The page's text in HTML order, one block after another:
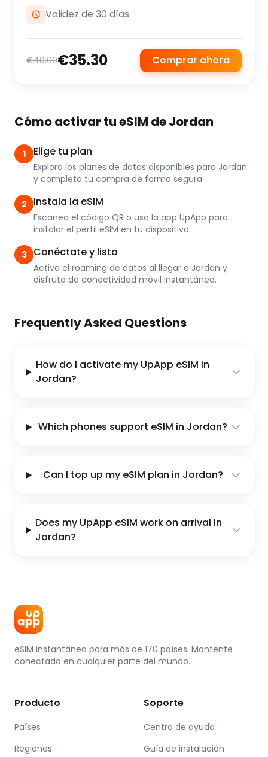
Validez de 30 días
€40.00€35.30 Comprar ahora
Cómo activar tu eSIM de Jordan
1 Elige tu plan
Explora los planes de datos disponibles para Jordan
y completa tu compra de forma segura.
2 Instala la eSIM
Escanea el código QR o usa la app UpApp para
instalar el perfil eSIM en tu dispositivo.
3 Conéctate y listo
Activa el roaming de datos al llegar a Jordan y
disfruta de conectividad móvil instantánea.
Frequently Asked Questions
How do I activate my UpApp eSIM in
Jordan?
Which phones support eSIM in Jordan?
Can I top up my eSIM plan in Jordan?
Does my UpApp eSIM work on arrival in
Jordan?
eSIM instantánea para más de 170 países. Mantente
conectado en cualquier parte del mundo.
Producto
Países
Regiones
Soporte
Centro de ayuda
Guía de instalación